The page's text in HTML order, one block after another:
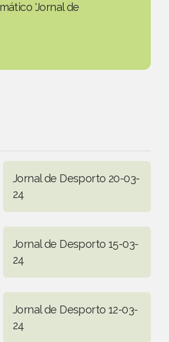
'Jornal de
Jornal de Desporto 20-03-
24
Jornal de Desporto 15-03-
24
Jornal de Desporto 12-03-
24